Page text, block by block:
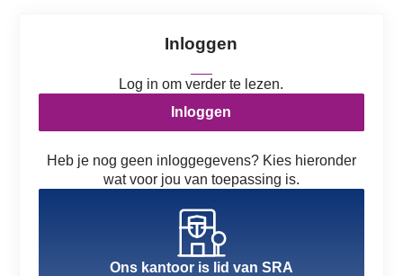
Inloggen
Log in om verder te lezen.
Inloggen
Heb je nog geen inloggegevens? Kies hieronder
wat voor jou van toepassing is.
Ons kantoor is lid van SRA